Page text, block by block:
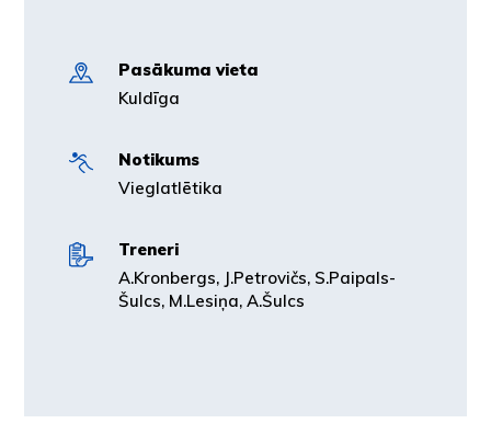
Pasākuma vieta
Kuldīga
Notikums
Vieglatlētika
Treneri
A.Kronbergs, J.Petrovičs, S.Paipals-
Šulcs, M.Lesiņa, A.Šulcs